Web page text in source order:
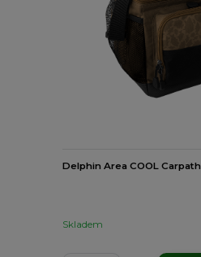
Delphin Area COOL Carpath
Skladem